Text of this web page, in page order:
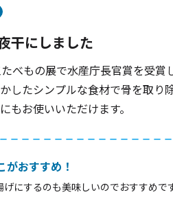
干にしました
べもの展で水産庁長官賞を受
したシンプルな食材で骨を取
もお使いいただけます。
がおすすめ！
げにするのも美味しいのでおすすめで